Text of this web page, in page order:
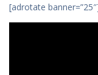
[adrotate